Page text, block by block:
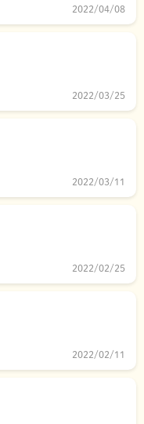
2022/04/08
2022/03/25
2022/03/11
2022/02/25
2022/02/11